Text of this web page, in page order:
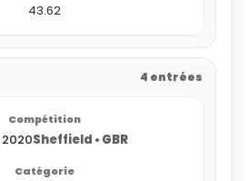
43.62
4 entrées
Sheffield • GBR